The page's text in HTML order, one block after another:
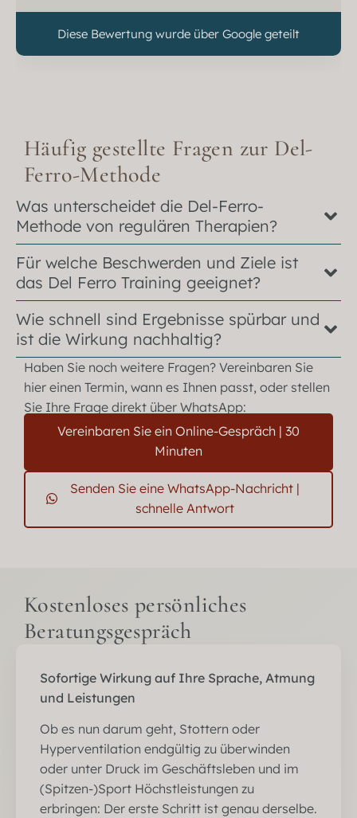
Diese Bewertung wurde über Google geteilt
Häufig gestellte Fragen zur Del-
Ferro-Methode
Was unterscheidet die Del-Ferro-
Methode von regulären Therapien?
Für welche Beschwerden und Ziele ist
das Del Ferro Training geeignet?
Wie schnell sind Ergebnisse spürbar und
ist die Wirkung nachhaltig?
Haben Sie noch weitere Fragen? Vereinbaren Sie
hier einen Termin, wann es Ihnen passt, oder stellen
Sie Ihre Frage direkt über WhatsApp:
Vereinbaren Sie ein Online-Gespräch | 30
Minuten
Senden Sie eine WhatsApp-Nachricht |
schnelle Antwort
Kostenloses persönliches
Beratungsgespräch
Sofortige Wirkung auf Ihre Sprache, Atmung
und Leistungen
Ob es nun darum geht, Stottern oder
Hyperventilation endgültig zu überwinden
oder unter Druck im Geschäftsleben und im
(Spitzen-)Sport Höchstleistungen zu
erbringen: Der erste Schritt ist genau derselbe.